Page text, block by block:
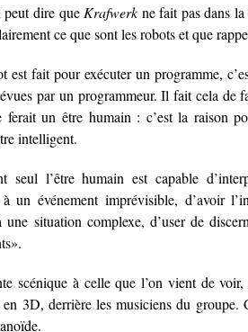
peut dire que Krafwerk ne fait pas dans
ce que sont les robots et que
est fait pour exécuter un programme,
par un programmeur. Il fait cela de
ferait un être humain : c’est la raison
intelligent.
seul l’être humain est capable
à un événement imprévisible, d’avoir
une situation complexe, d’user de
scénique à celle que l’on vient de
3D, derrière les musiciens du groupe.